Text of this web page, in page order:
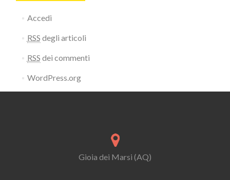
Accedi
RSS degli articoli
RSS dei commenti
WordPress.org
Gioia dei Marsi (AQ)